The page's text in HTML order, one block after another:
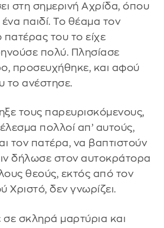
στη σημερινή Αχρίδα, όπου
παιδί. Το θέαμα τον
πατέρας του το είχε
πολύ. Πλησίασε
προσευχήθηκε, και αφού
το ανέστησε.
τους παρευρισκόμενους,
πολλοί απ’ αυτούς,
τον πατέρα, να βαπτιστούν
δήλωσε στον αυτοκράτορα
θεούς, εκτός από τον
Χριστό, δεν γνωρίζει.
σκληρά μαρτύρια και